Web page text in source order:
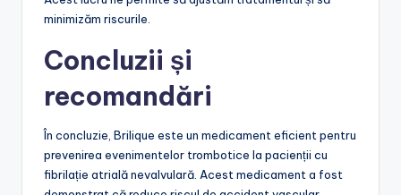
minimizăm riscurile.
Concluzii și
recomandări
În concluzie, Brilique este un medicament eficient pentru
prevenirea evenimentelor trombotice la pacienții cu
fibrilație atrială nevalvulară. Acest medicament a fost